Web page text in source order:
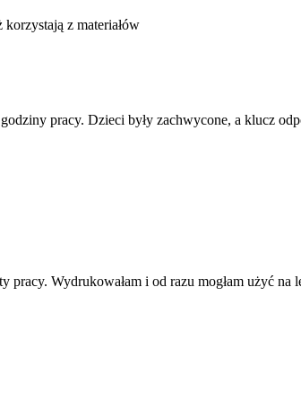
z materiałów
godziny pracy. Dzieci były zachwycone, a klucz
pracy. Wydrukowałam i od razu mogłam użyć